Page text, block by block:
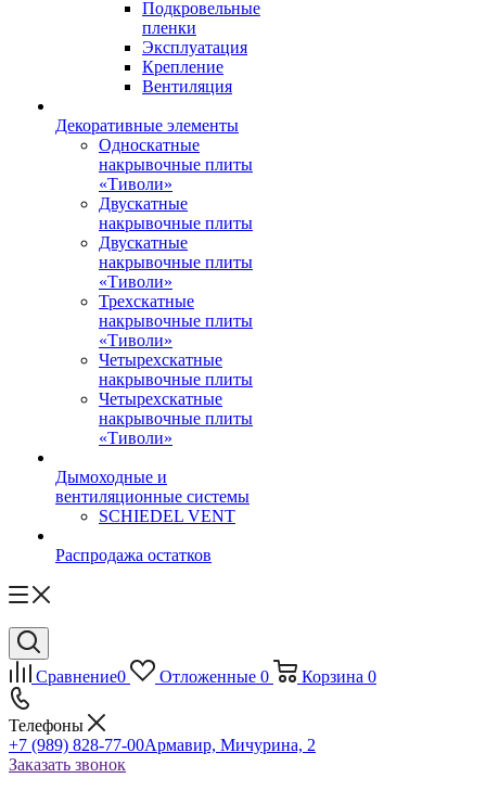
Подкровельные
пленки
Эксплуатация
Крепление
Вентиляция
Декоративные элементы
Односкатные
накрывочные плиты
«Тиволи»
Двускатные
накрывочные плиты
Двускатные
накрывочные плиты
«Тиволи»
Трехскатные
накрывочные плиты
«Тиволи»
Четырехскатные
накрывочные плиты
Четырехскатные
накрывочные плиты
«Тиволи»
Дымоходные и
вентиляционные системы
SCHIEDEL VENT
Распродажа остатков
Сравнение0 Отложенные 0 Корзина 0
Телефоны
+7 (989) 828-77-00Армавир, Мичурина, 2
Заказать звонок